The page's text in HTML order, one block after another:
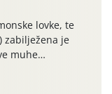
lovke, te
zabilježena je
muhe
se objasniti
s vrlo malim